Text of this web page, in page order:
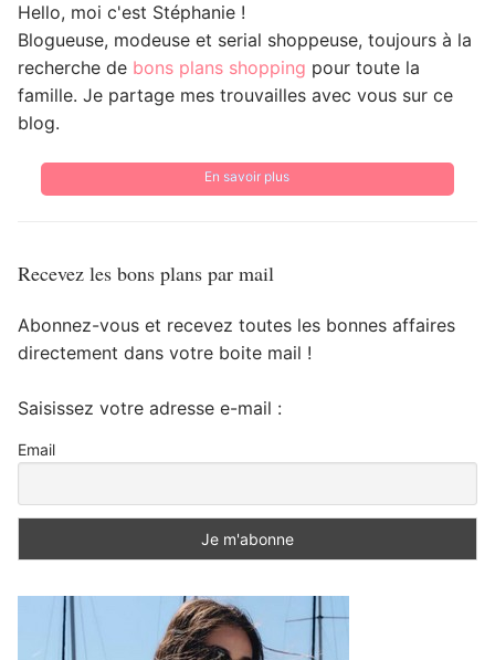
Hello, moi c'est Stéphanie !
Blogueuse, modeuse et serial shoppeuse, toujours à la
recherche de bons plans shopping pour toute la
famille. Je partage mes trouvailles avec vous sur ce
blog.
En savoir plus
Recevez les bons plans par mail
Abonnez-vous et recevez toutes les bonnes affaires
directement dans votre boite mail !
Saisissez votre adresse e-mail :
Email